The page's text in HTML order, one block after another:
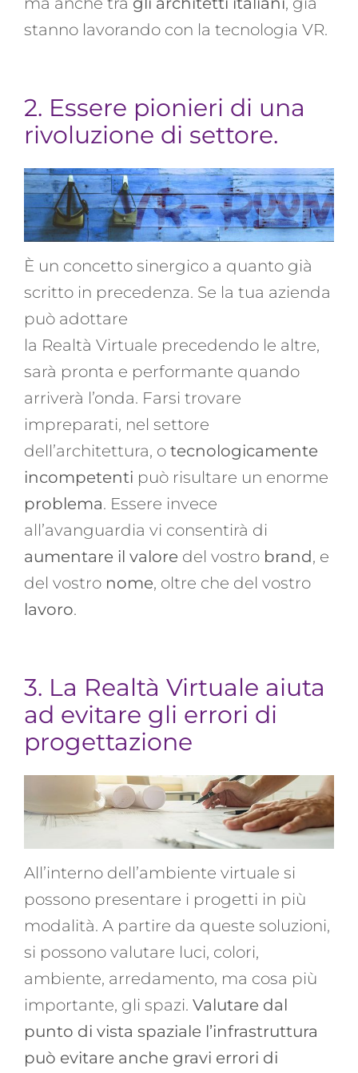
stanno lavorando con la tecnologia VR.
2. Essere pionieri di una
rivoluzione di settore.
È un concetto sinergico a quanto già
scritto in precedenza. Se la tua azienda
può adottare
la Realtà Virtuale precedendo le altre,
sarà pronta e performante quando
arriverà l’onda. Farsi trovare
impreparati, nel settore
dell’architettura, o tecnologicamente
incompetenti può risultare un enorme
problema. Essere invece
all’avanguardia vi consentirà di
aumentare il valore del vostro brand, e
del vostro nome, oltre che del vostro
lavoro.
3. La Realtà Virtuale aiuta
ad evitare gli errori di
progettazione
All’interno dell’ambiente virtuale si
possono presentare i progetti in più
modalità. A partire da queste soluzioni,
si possono valutare luci, colori,
ambiente, arredamento, ma cosa più
importante, gli spazi. Valutare dal
punto di vista spaziale l’infrastruttura
può evitare anche gravi errori di